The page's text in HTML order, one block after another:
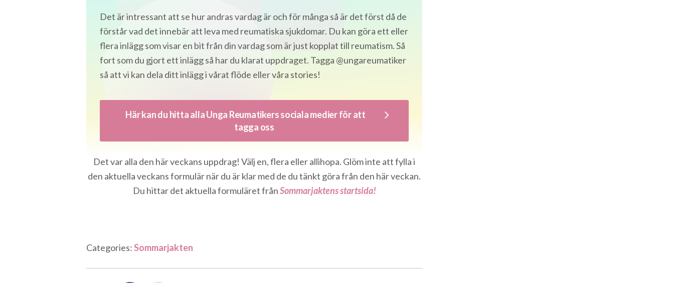
Det är intressant att se hur andras vardag är och för många så är det först då de
förstår vad det innebär att leva med reumatiska sjukdomar. Du kan göra ett eller
flera inlägg som visar en bit från din vardag som är just kopplat till reumatism. Så
fort som du gjort ett inlägg så har du klarat uppdraget. Tagga @ungareumatiker
så att vi kan dela ditt inlägg i vårat flöde eller våra stories!
Här kan du hitta alla Unga Reumatikers sociala medier för att
tagga oss
Det var alla den här veckans uppdrag! Välj en, flera eller allihopa. Glöm inte att fylla i
den aktuella veckans formulär när du är klar med de du tänkt göra från den här veckan.
Du hittar det aktuella formuläret frånSommarjaktens startsida!
Categories:Sommarjakten